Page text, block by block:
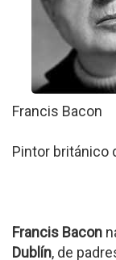
Francis Bacon
Pintor británico
Francis Bacon
Dublín, de